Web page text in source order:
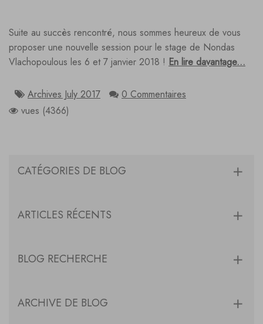
Suite au succès rencontré, nous sommes heureux de vous
proposer une nouvelle session pour le stage de Nondas
Vlachopoulous les 6 et 7 janvier 2018 ! En lire davantage...
Archives July 2017
0 Commentaires
vues (4366)
CATÉGORIES DE BLOG
ARTICLES RÉCENTS
BLOG RECHERCHE
ARCHIVE DE BLOG